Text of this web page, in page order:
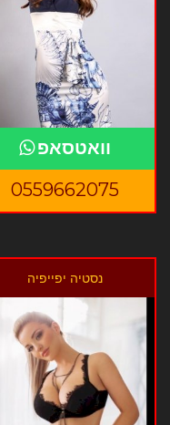
וואטסאפ
0559662075
נסטיה יפייפיה